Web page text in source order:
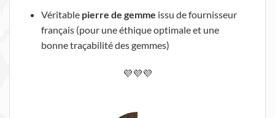
Véritable pierre de gemme issu de fournisseur
français (pour une éthique optimale et une
bonne traçabilité des gemmes)
💜💜💜